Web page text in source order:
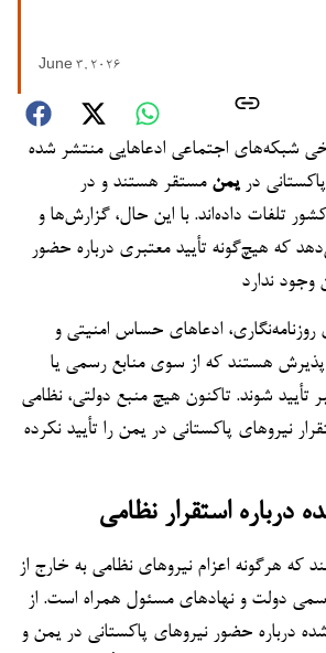
June 3, 2026
شبکه‌های اجتماعی ادعاهایی منتشر شده
دریمن مستقر هستند و در
تلفات داده‌اند. با این حال، گزارش‌ها و
که هیچ‌گونه تأیید معتبری درباره حضور
وجود ندارد
ادعاهای حساس امنیتی و
پذیرش هستند که از سوی منابع رسمی یا
تأیید شوند. تاکنون هیچ منبع دولتی، نظامی
نیروهای پاکستانی در یمن را تأیید نکرده
درباره استقرار نظامی
که هرگونه اعزام نیروهای نظامی به خارج از
دولت و نهادهای مسئول همراه است. از
درباره حضور نیروهای پاکستانی در یمن و